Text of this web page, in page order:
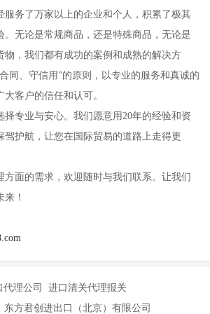
服务了万家以上的企业和个人，积累了极其
。无论是常规商品，还是特殊商品，无论是
物，我们都有成功的案例和成熟的解决方
同、守信用”的原则，以专业的服务和真诚的
客户的信任和认可。
择专业与安心。我们愿意用20年的经验和资
驾护航，让您在国际贸易的道路上走得更
方面的需求，欢迎随时与我们联系。让我们
！
代理公司 进口清关代理报关
东方君创进出口（北京）有限公司